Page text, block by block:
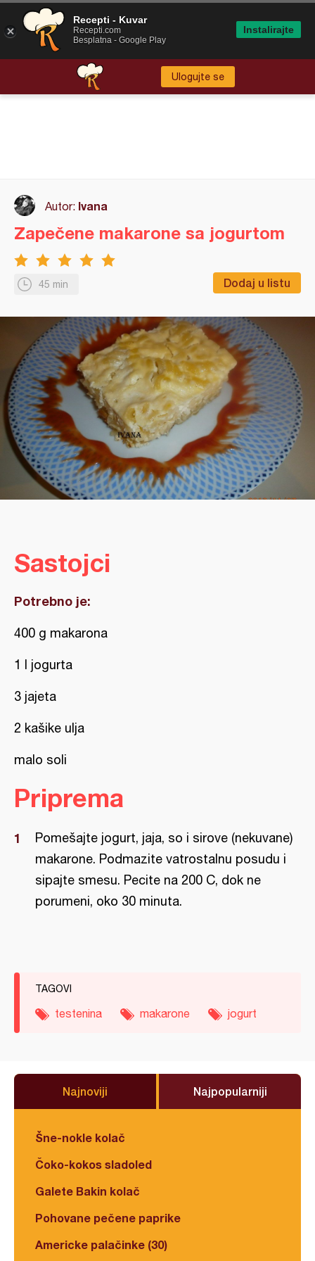
Ulogujte se
Autor: Ivana
45 min Dodaj u listu
Zapečene makarone sa jogurtom
Sastojci
Potrebno je:
400 g makarona
1 l jogurta
3 jajeta
2 kašike ulja
malo soli
Priprema
Pomešajte jogurt, jaja, so i sirove (nekuvane)
makarone. Podmazite vatrostalnu posudu i
sipajte smesu. Pecite na 200 C, dok ne
porumeni, oko 30 minuta.
TAGOVI
testenina makarone jogurt
Najnoviji Najpopularniji
Šne-nokle kolač
Čoko-kokos sladoled
Galete Bakin kolač
Pohovane pečene paprike
Americke palačinke (30)
Recepti - Kuvar
Recepti.com
Besplatna - Google Play
Instalirajte